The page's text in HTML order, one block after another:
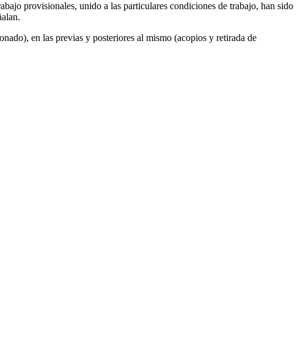
provisionales, unido a las particulares condiciones de trabajo, han sido
en las previas y posteriores al mismo (acopios y retirada de